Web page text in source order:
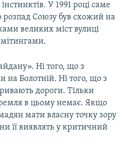
У 1991 році саме
розпад Союзу був схожий на
великих міст вулиці
Ні того, що з
на Болотній. Ні того, що з
дороги. Тільки
в цьому немає. Якщо
мати власну точку зору
її виявлять у критичний